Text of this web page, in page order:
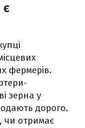
фермерів.
зерна у
дорого.
чи отримає